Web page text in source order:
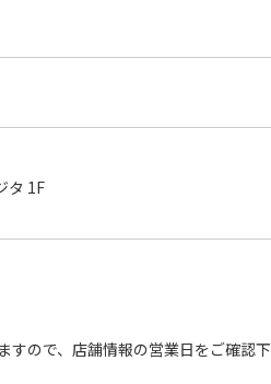
タ 1F
ので、店舗情報の営業日をご確認下